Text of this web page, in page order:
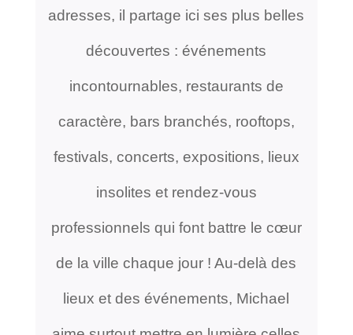
adresses, il partage ici ses plus belles
découvertes : événements
incontournables, restaurants de
caractère, bars branchés, rooftops,
festivals, concerts, expositions, lieux
insolites et rendez-vous
professionnels qui font battre le cœur
de la ville chaque jour ! Au-delà des
lieux et des événements, Michael